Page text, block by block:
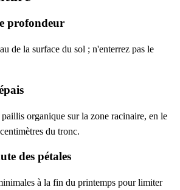
profondeur
de la surface du sol ; n'enterrez pas le
organique sur la zone racinaire, en le
du tronc.
des pétales
à la fin du printemps pour limiter